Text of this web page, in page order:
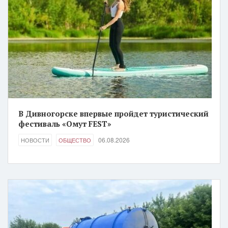
В Дивногорске впервые пройдет туристический
фестиваль «Омут FEST»
НОВОСТИ ОБЩЕСТВО 06.08.2026